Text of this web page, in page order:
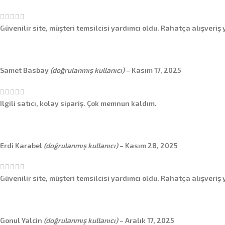
Güvenilir site, müşteri temsilcisi yardımcı oldu. Rahatça alışveriş
Samet Basbay (doğrulanmış kullanıcı) – Kasım 17, 2025
Ilgili satıcı, kolay sipariş. Çok memnun kaldım.
Erdi Karabel (doğrulanmış kullanıcı) – Kasım 28, 2025
Güvenilir site, müşteri temsilcisi yardımcı oldu. Rahatça alışveriş
Gonul Yalcin (doğrulanmış kullanıcı) – Aralık 17, 2025